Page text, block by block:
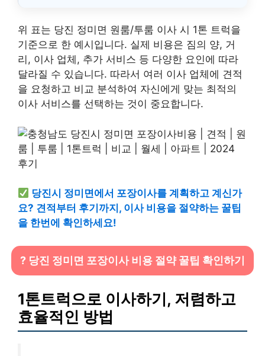
위 표는 당진 정미면 원룸/투룸 이사 시 1톤 트럭을
기준으로 한 예시입니다. 실제 비용은 짐의 양, 거
리, 이사 업체, 추가 서비스 등 다양한 요인에 따라
달라질 수 있습니다. 따라서 여러 이사 업체에 견적
을 요청하고 비교 분석하여 자신에게 맞는 최적의
이사 서비스를 선택하는 것이 중요합니다.
당진시 정미면에서 포장이사를 계획하고 계신가
요? 견적부터 후기까지, 이사 비용을 절약하는 꿀팁
을 한번에 확인하세요!
? 당진 정미면 포장이사 비용 절약 꿀팁 확인하기
1톤트럭으로 이사하기, 저렴하고
효율적인 방법